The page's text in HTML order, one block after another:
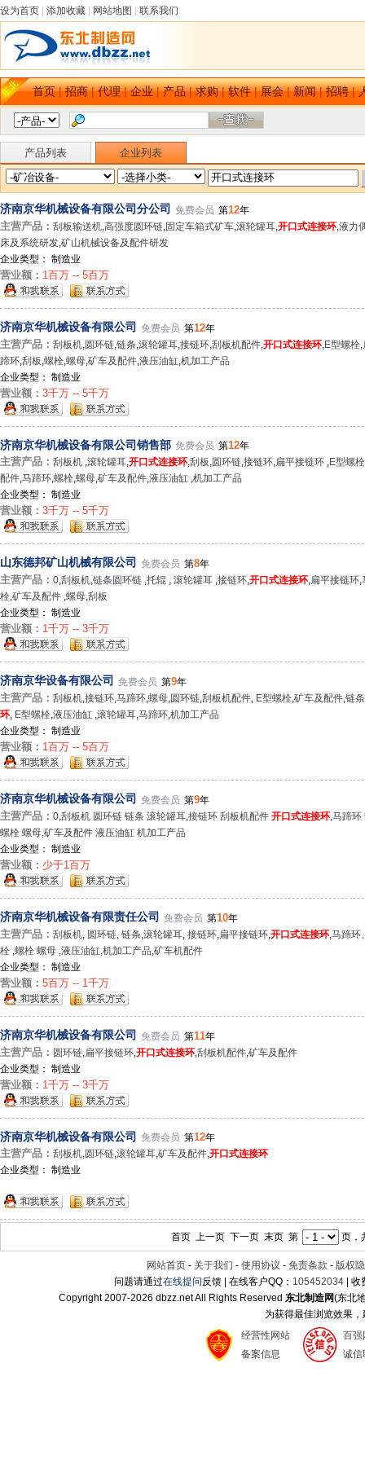
设为首页 添加收藏 网站地图 联系我们
首页|招商|代理|企业|产品|求购|软件|展会|新闻|招聘|
产品列表 企业列表
济南京华机械设备有限公司分公司 免费会员 第12年
主营产品： 刮板输送机,高强度圆环链,固定车箱式矿车,滚轮罐耳,开口式连接环,液力
床及系统研发,矿山机械设备及配件研发
企业类型： 制造业
营业额： 1百万 -- 5百万
济南京华机械设备有限公司 免费会员 第12年
主营产品： 刮板机 圆环链 链条 滚轮罐耳 接链环 刮板机配件 开口式连接环 E型螺栓
蹄环 刮板 螺栓 螺母 矿车及配件 液压油缸 机加工产品
企业类型： 制造业
营业额： 3千万 -- 5千万
济南京华机械设备有限公司销售部 免费会员 第12年
主营产品： 刮板机 ,滚轮罐耳,开口式连接环,刮板,圆环链,接链环,扁平接链环 ,E型螺
配件,马蹄环,螺栓,螺母,矿车及配件,液压油缸 ,机加工产品
企业类型： 制造业
营业额： 3千万 -- 5千万
山东德邦矿山机械有限公司 免费会员 第8年
主营产品： 0,刮板机,链条圆环链 ,托辊 , 滚轮罐耳 ,接链环,开口式连接环,扁平接链环,
栓,矿车及配件 ,螺母,刮板
企业类型： 制造业
营业额： 1千万 -- 3千万
济南京华设备有限公司 免费会员 第9年
主营产品： 刮板机,接链环,马蹄环,螺母,圆环链,刮板机配件, E型螺栓,矿车及配件,链条
环, E型螺栓,液压油缸 ,滚轮罐耳,马蹄环,机加工产品
企业类型： 制造业
营业额： 1百万 -- 5百万
济南京华机械设备有限公司 免费会员 第9年
主营产品： 0,刮板机 圆环链 链条 滚轮罐耳,接链环 刮板机配件 开口式连接环,马蹄环
螺栓 螺母,矿车及配件 液压油缸 机加工产品
企业类型： 制造业
营业额： 少于1百万
济南京华机械设备有限责任公司 免费会员 第10年
主营产品： 刮板机 圆环链 链条 滚轮罐耳 接链环 扁平接链环 开口式连接环 马蹄环
栓 螺栓 螺母 液压油缸 机加工产品 矿车机配件
企业类型： 制造业
营业额： 5百万 -- 1千万
济南京华机械设备有限公司 免费会员 第11年
主营产品： 圆环链 扁平接链环 开口式连接环 刮板机配件 矿车及配件
企业类型： 制造业
营业额： 1千万 -- 3千万
济南京华机械设备有限公司 免费会员 第12年
主营产品： 刮板机,圆环链,滚轮罐耳,矿车及配件,开口式连接环
企业类型： 制造业
首页 上一页 下一页 末页 第 页，
网站首页 - 关于我们 - 使用协议 - 免责条款 - 版权
问题请通过在线提问反馈 | 在线客户QQ： 105452034 |
Copyright 2007-2026 dbzz.net All Rights Reserved东北制造网(东北
为获得最佳浏览效果
经营性网站
备案信息
百强
诚信